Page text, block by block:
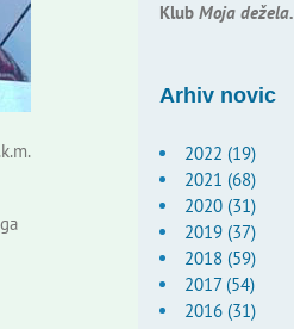
Klub Moja dežela.
Arhiv novic
2022 (19)
2021 (68)
2020 (31)
2019 (37)
2018 (59)
2017 (54)
2016 (31)